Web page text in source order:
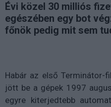
Évi közel 30 milliós
egészében egy bot
főnök pedig mit sem
Habár az első Terminátor-
jött be a gépek 1997
egyre kiterjedtebb